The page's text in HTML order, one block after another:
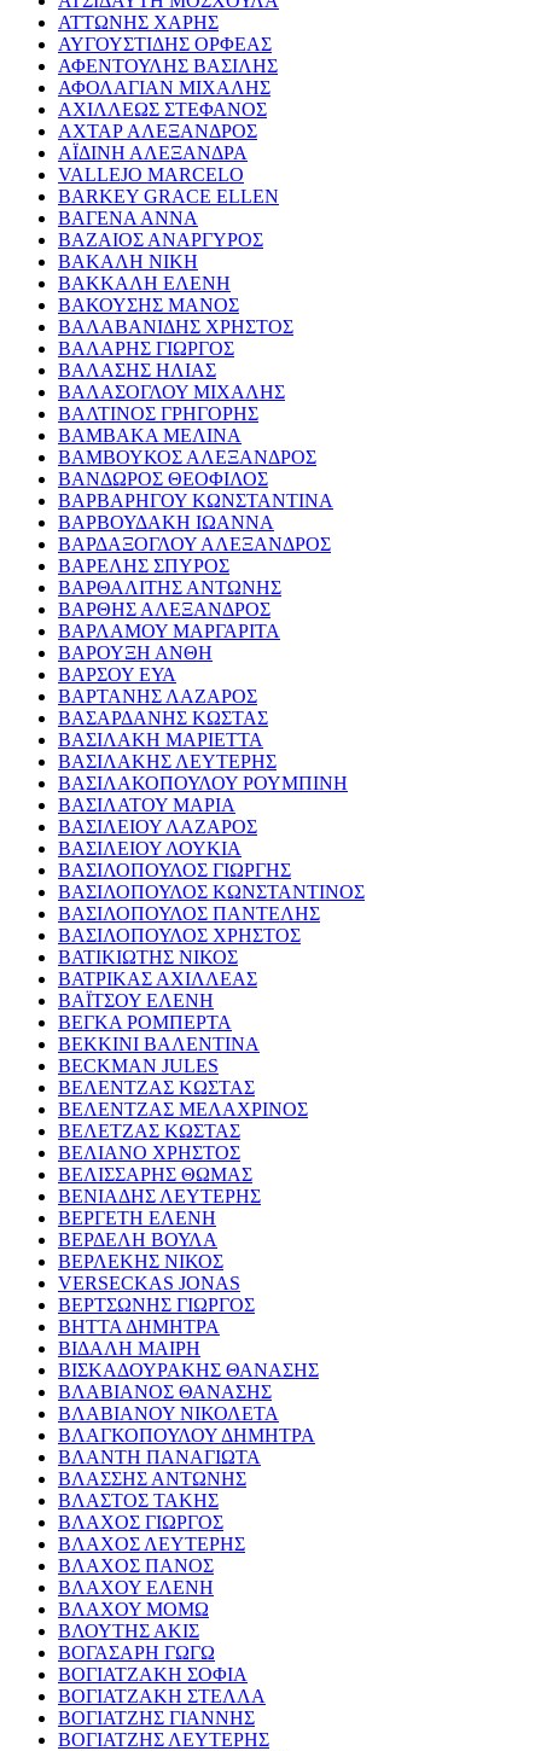
ΑΤΤΩΝΗΣ ΧΑΡΗΣ
ΑΥΓΟΥΣΤΙΔΗΣ ΟΡΦΕΑΣ
ΑΦΕΝΤΟΥΛΗΣ ΒΑΣΙΛΗΣ
ΑΦΟΛΑΓΙΑΝ ΜΙΧΑΛΗΣ
ΑΧΙΛΛΕΩΣ ΣΤΕΦΑΝΟΣ
ΑΧΤΑΡ ΑΛΕΞΑΝΔΡΟΣ
ΑΪΔΙΝΗ ΑΛΕΞΑΝΔΡΑ
VALLEJO MARCELO
BARKEY GRACE ELLEN
ΒΑΓΕΝΑ ΑΝΝΑ
ΒΑΖΑΙΟΣ ΑΝΑΡΓΥΡΟΣ
ΒΑΚΑΛΗ ΝΙΚΗ
ΒΑΚΚΑΛΗ ΕΛΕΝΗ
ΒΑΚΟΥΣΗΣ ΜΑΝΟΣ
ΒΑΛΑΒΑΝΙΔΗΣ ΧΡΗΣΤΟΣ
ΒΑΛΑΡΗΣ ΓΙΩΡΓΟΣ
ΒΑΛΑΣΗΣ ΗΛΙΑΣ
ΒΑΛΑΣΟΓΛΟΥ ΜΙΧΑΛΗΣ
ΒΑΛΤΙΝΟΣ ΓΡΗΓΟΡΗΣ
ΒΑΜΒΑΚΑ ΜΕΛΙΝΑ
ΒΑΜΒΟΥΚΟΣ ΑΛΕΞΑΝΔΡΟΣ
ΒΑΝΔΩΡΟΣ ΘΕΟΦΙΛΟΣ
ΒΑΡΒΑΡΗΓΟΥ ΚΩΝΣΤΑΝΤΙΝΑ
ΒΑΡΒΟΥΔΑΚΗ ΙΩΑΝΝΑ
ΒΑΡΔΑΞΟΓΛΟΥ ΑΛΕΞΑΝΔΡΟΣ
ΒΑΡΕΛΗΣ ΣΠΥΡΟΣ
ΒΑΡΘΑΛΙΤΗΣ ΑΝΤΩΝΗΣ
ΒΑΡΘΗΣ ΑΛΕΞΑΝΔΡΟΣ
ΒΑΡΛΑΜΟΥ ΜΑΡΓΑΡΙΤΑ
ΒΑΡΟΥΞΗ ΑΝΘΗ
ΒΑΡΣΟΥ ΕΥΑ
ΒΑΡΤΑΝΗΣ ΛΑΖΑΡΟΣ
ΒΑΣΑΡΔΑΝΗΣ ΚΩΣΤΑΣ
ΒΑΣΙΛΑΚΗ ΜΑΡΙΕΤΤΑ
ΒΑΣΙΛΑΚΗΣ ΛΕΥΤΕΡΗΣ
ΒΑΣΙΛΑΚΟΠΟΥΛΟΥ ΡΟΥΜΠΙΝΗ
ΒΑΣΙΛΑΤΟΥ ΜΑΡΙΑ
ΒΑΣΙΛΕΙΟΥ ΛΑΖΑΡΟΣ
ΒΑΣΙΛΕΙΟΥ ΛΟΥΚΙΑ
ΒΑΣΙΛΟΠΟΥΛΟΣ ΓΙΩΡΓΗΣ
ΒΑΣΙΛΟΠΟΥΛΟΣ ΚΩΝΣΤΑΝΤΙΝΟΣ
ΒΑΣΙΛΟΠΟΥΛΟΣ ΠΑΝΤΕΛΗΣ
ΒΑΣΙΛΟΠΟΥΛΟΣ ΧΡΗΣΤΟΣ
ΒΑΤΙΚΙΩΤΗΣ ΝΙΚΟΣ
ΒΑΤΡΙΚΑΣ ΑΧΙΛΛΕΑΣ
ΒΑΪΤΣΟΥ ΕΛΕΝΗ
ΒΕΓΚΑ ΡΟΜΠΕΡΤΑ
ΒΕΚΚΙΝΙ ΒΑΛΕΝΤΙΝΑ
BECKMAN JULES
ΒΕΛΕΝΤΖΑΣ ΚΩΣΤΑΣ
ΒΕΛΕΝΤΖΑΣ ΜΕΛΑΧΡΙΝΟΣ
ΒΕΛΕΤΖΑΣ ΚΩΣΤΑΣ
ΒΕΛΙΑΝΟ ΧΡΗΣΤΟΣ
ΒΕΛΙΣΣΑΡΗΣ ΘΩΜΑΣ
ΒΕΝΙΑΔΗΣ ΛΕΥΤΕΡΗΣ
ΒΕΡΓΕΤΗ ΕΛΕΝΗ
ΒΕΡΔΕΛΗ ΒΟΥΛΑ
ΒΕΡΛΕΚΗΣ ΝΙΚΟΣ
VERSECKAS JONAS
ΒΕΡΤΣΩΝΗΣ ΓΙΩΡΓΟΣ
ΒΗΤΤΑ ΔΗΜΗΤΡΑ
ΒΙΔΑΛΗ ΜΑΙΡΗ
ΒΙΣΚΑΔΟΥΡΑΚΗΣ ΘΑΝΑΣΗΣ
ΒΛΑΒΙΑΝΟΣ ΘΑΝΑΣΗΣ
ΒΛΑΒΙΑΝΟΥ ΝΙΚΟΛΕΤΑ
ΒΛΑΓΚΟΠΟΥΛΟΥ ΔΗΜΗΤΡΑ
ΒΛΑΝΤΗ ΠΑΝΑΓΙΩΤΑ
ΒΛΑΣΣΗΣ ΑΝΤΩΝΗΣ
ΒΛΑΣΤΟΣ ΤΑΚΗΣ
ΒΛΑΧΟΣ ΓΙΩΡΓΟΣ
ΒΛΑΧΟΣ ΛΕΥΤΕΡΗΣ
ΒΛΑΧΟΣ ΠΑΝΟΣ
ΒΛΑΧΟΥ ΕΛΕΝΗ
ΒΛΑΧΟΥ ΜΟΜΩ
ΒΛΟΥΤΗΣ ΑΚΙΣ
ΒΟΓΑΣΑΡΗ ΓΩΓΩ
ΒΟΓΙΑΤΖΑΚΗ ΣΟΦΙΑ
ΒΟΓΙΑΤΖΑΚΗ ΣΤΕΛΛΑ
ΒΟΓΙΑΤΖΗΣ ΓΙΑΝΝΗΣ
ΒΟΓΙΑΤΖΗΣ ΛΕΥΤΕΡΗΣ